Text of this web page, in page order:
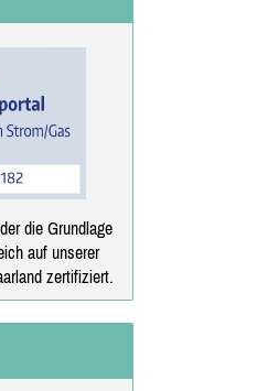
die Grundlage
auf unserer
zertifiziert.